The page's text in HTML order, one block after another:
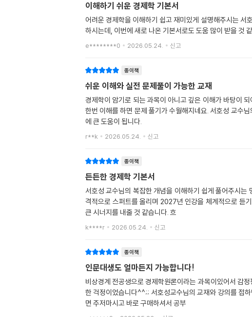
이해하기 쉬운 경제학 기본서
어려운 경제학을 이해하기 쉽고 재미있게 설명해주시는 서
하시는데, 이번에 새로 나온 기본서로도 도움 많이 받을 것
e********0 2026.05.24. 신고
종이책
쉬운 이해와 실전 문제풀이 가능한 교재
경제학이 암기로 되는 과목이 아니고 깊은 이해가 바탕이
한번 이해를 하면 문제 풀기가 수월해지네요. 서호성 교수
에 큰 도움이 됩니다.
r**k 2026.05.24. 신고
종이책
든든한 경제학 기본서
서호성 교수님의 복잡한 개념을 이해하기 쉽게 풀어주시
격적으로 스퍼트를 올리며 2027년 인강을 체계적으로 듣
큰 시너지를 내줄 것 같습니다. 흐
k****r 2026.05.24. 신고
종이책
인문대생도 얼마든지 가능합니다!
비상경계 전공생으로 경제학원론이라는 과목이있어서 감
한 걱정이었습니다^^;; 서호성교수님의 교재와 강의를 접
면 주저마시고 바로 구매하셔서 공부